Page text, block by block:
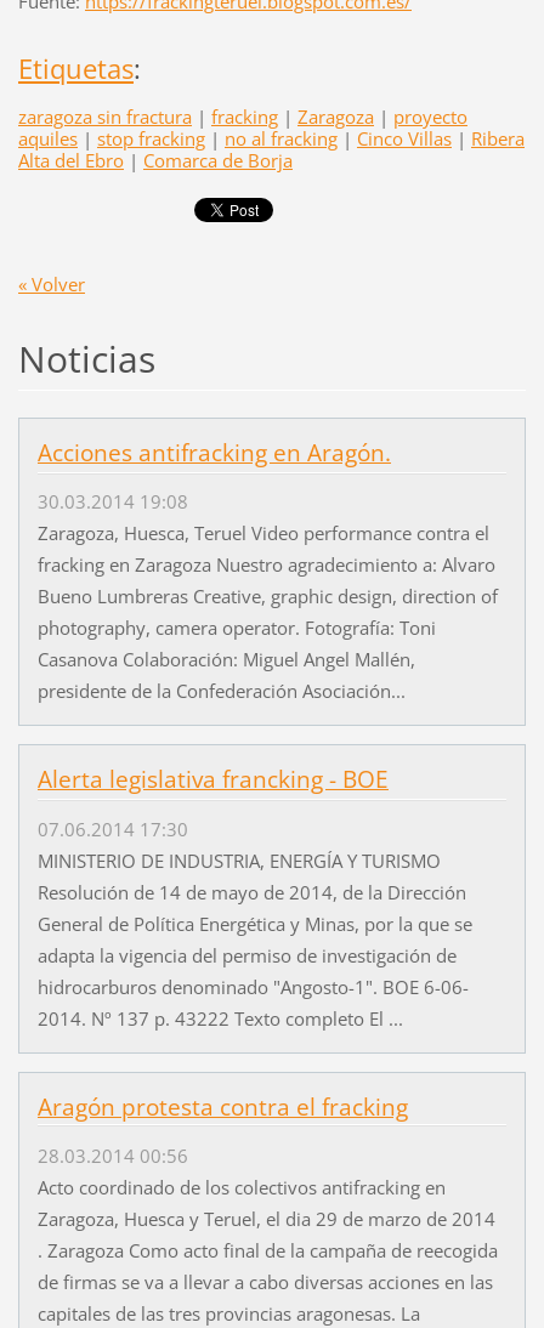
Etiquetas:
zaragoza sin fractura | fracking | Zaragoza | proyecto
aquiles | stop fracking | no al fracking | Cinco Villas | Ribera
Alta del Ebro | Comarca de Borja
« Volver
Noticias
Acciones antifracking en Aragón.
30.03.2014 19:08
Zaragoza, Huesca, Teruel Video performance contra el
fracking en Zaragoza Nuestro agradecimiento a: Alvaro
Bueno Lumbreras Creative, graphic design, direction of
photography, camera operator. Fotografía: Toni
Casanova Colaboración: Miguel Angel Mallén,
presidente de la Confederación Asociación...
Alerta legislativa francking - BOE
07.06.2014 17:30
MINISTERIO DE INDUSTRIA, ENERGÍA Y TURISMO
Resolución de 14 de mayo de 2014, de la Dirección
General de Política Energética y Minas, por la que se
adapta la vigencia del permiso de investigación de
hidrocarburos denominado "Angosto-1". BOE 6-06-
2014. Nº 137 p. 43222 Texto completo El ...
Aragón protesta contra el fracking
28.03.2014 00:56
Acto coordinado de los colectivos antifracking en
Zaragoza, Huesca y Teruel, el dia 29 de marzo de 2014
. Zaragoza Como acto final de la campaña de reecogida
de firmas se va a llevar a cabo diversas acciones en las
capitales de las tres provincias aragonesas. La